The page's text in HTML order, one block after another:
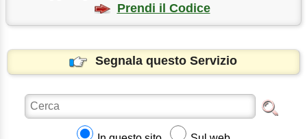
Prendi il Codice
Segnala questo Servizio